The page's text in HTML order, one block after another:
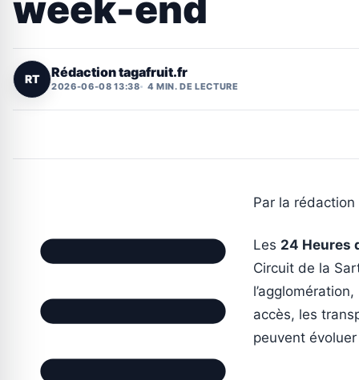
RT Rédaction tagafruit.fr
2026-06-08 13:38 4 MIN. DE LECTURE
Par la
Les 24 Heures
Circuit de la
accès, les
peuvent